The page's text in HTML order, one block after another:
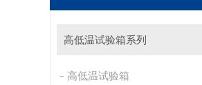
高低温试验箱系列
高低温试验箱